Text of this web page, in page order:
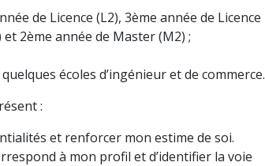
de Licence (L2), 3ème année de Licence
2ème année de Master (M2) ;
quelques écoles d’ingénieur et de commerce.
:
et renforcer mon estime de soi.
à mon profil et d’identifier la voie